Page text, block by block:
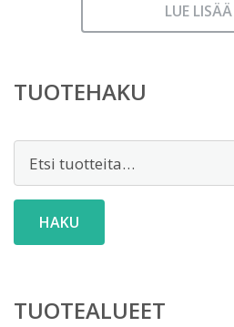
LUE
TUOTEHAKU
Etsi:
HAKU
TUOTEALUEET